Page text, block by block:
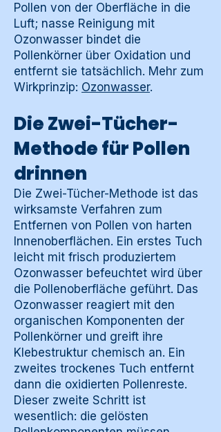
Pollen von der Oberfläche in die
Luft; nasse Reinigung mit
Ozonwasser bindet die
Pollenkörner über Oxidation und
entfernt sie tatsächlich. Mehr zum
Wirkprinzip: Ozonwasser.
Die Zwei-Tücher-
Methode für Pollen
drinnen
Die Zwei-Tücher-Methode ist das
wirksamste Verfahren zum
Entfernen von Pollen von harten
Innenoberflächen. Ein erstes Tuch
leicht mit frisch produziertem
Ozonwasser befeuchtet wird über
die Pollenoberfläche geführt. Das
Ozonwasser reagiert mit den
organischen Komponenten der
Pollenkörner und greift ihre
Klebestruktur chemisch an. Ein
zweites trockenes Tuch entfernt
dann die oxidierten Pollenreste.
Dieser zweite Schritt ist
wesentlich: die gelösten